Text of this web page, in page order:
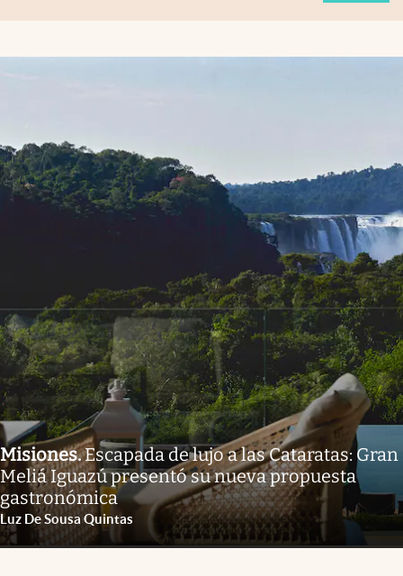
Misiones.Escapada de lujo a las Cataratas: Gran
Meliá Iguazú presentó su nueva propuesta
gastronómica
Luz De Sousa Quintas